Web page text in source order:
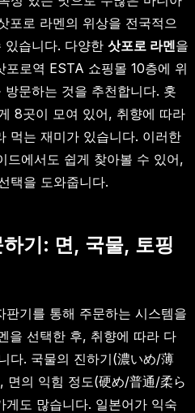
포로 라멘의 위상을 전국적으
있습니다. 다양한 삿포로 라멘을
로역 ESTA 쇼핑몰 10층에 위
문하는 것을 추천합니다. 홋
8곳이 모여 있어, 취향에 따라
먹는 재미가 있습니다. 이러한
드에서도 쉽게 찾아볼 수 있어,
택을 도와줍니다.
기: 면, 국물, 토핑
기를 통해 주문하는 시스템을
을 선택한 후, 취향에 따라 다
다. 국물의 진하기(濃いめ/薄
의 익힘 정도(硬め/普通/柔ら
도 많습니다. 일본어가 익숙